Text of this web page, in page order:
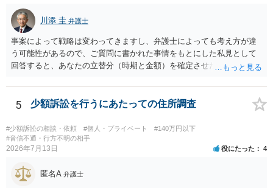
川添 圭 弁護士
事案によって戦略は変わってきますし、弁護士によっても考え方が違
う可能性があるので、ご質問に書かれた事情をもとにした私見として
回答すると、あなたの立替分（時期と金額）を確定させた上で、淡々
と、もし異議申立てがなされる可能性が高そうであれば時間の浪費
（通常訴訟へ移行する日数分空転する）になりますし、支払督促及び
その異議後の通常訴訟は相手方の住所地が管轄裁判所になるため（特
に相手方が遠方である場合は）対応が面倒な場合があるからです。相
手方の主張については、和解で減額を考慮すればよいと思います。 な
お、残念ながら、「連絡も返ってこず、返済の目処も立たずで精神的
せん。
5 少額訴訟を行うにあたっての住所調査
#少額訴訟の相談・依頼 #個人・プライベート
#140万円以下
#音信不通・行方不明の相手
2026年7月13日 役にたった 4
匿名A 弁護士